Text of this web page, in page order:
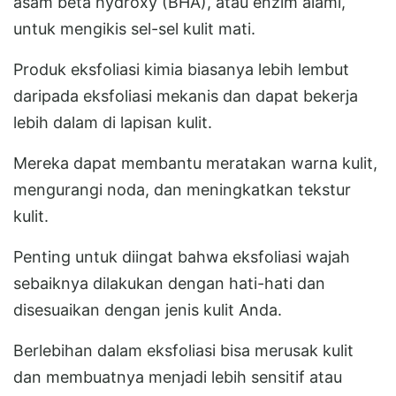
untuk mengikis sel-sel kulit mati.
Produk eksfoliasi kimia biasanya lebih lembut
daripada eksfoliasi mekanis dan dapat bekerja
lebih dalam di lapisan kulit.
Mereka dapat membantu meratakan warna kulit,
mengurangi noda, dan meningkatkan tekstur
kulit.
Penting untuk diingat bahwa eksfoliasi wajah
sebaiknya dilakukan dengan hati-hati dan
disesuaikan dengan jenis kulit Anda.
Berlebihan dalam eksfoliasi bisa merusak kulit
dan membuatnya menjadi lebih sensitif atau